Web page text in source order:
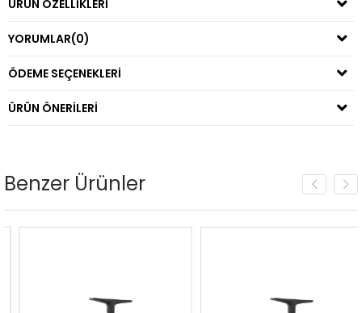
ÜRÜN ÖZELLIKLERI
YORUMLAR(0)
ÖDEME SEÇENEKLERI
ÜRÜN ÖNERILERI
Benzer Ürünler